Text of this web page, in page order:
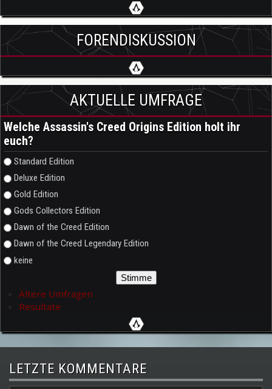
FORENDISKUSSION
AKTUELLE UMFRAGE
Welche Assassin's Creed Origins Edition holt ihr
euch?
Auswahlmöglichkeiten
Standard Edition
Deluxe Edition
Gold Edition
Gods Collectors Edition
Dawn of the Creed Edition
Dawn of the Creed Legendary Edition
keine
Ältere Umfragen
Resultate
LETZTE KOMMENTARE